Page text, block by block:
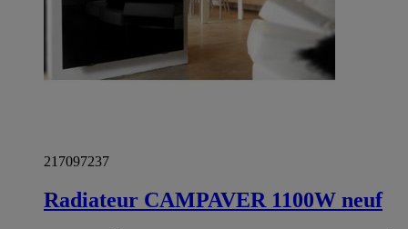
217097237
Radiateur CAMPAVER 1100W neuf